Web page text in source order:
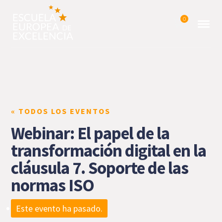
0
« TODOS LOS EVENTOS
Webinar: El papel de la
transformación digital en la
cláusula 7. Soporte de las
normas ISO
Este evento ha pasado.